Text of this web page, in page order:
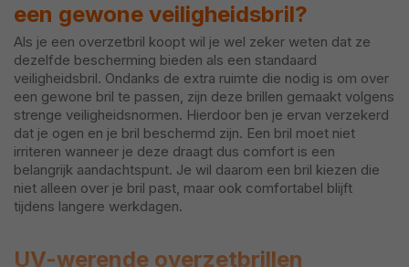
een gewone veiligheidsbril?
Als je een overzetbril koopt wil je wel zeker weten dat ze
dezelfde bescherming bieden als een standaard
veiligheidsbril. Ondanks de extra ruimte die nodig is om over
een gewone bril te passen, zijn deze brillen gemaakt volgens
strenge veiligheidsnormen. Hierdoor ben je ervan verzekerd
dat je ogen en je bril beschermd zijn. Een bril moet niet
irriteren wanneer je deze draagt dus comfort is een
belangrijk aandachtspunt. Je wil daarom een bril kiezen die
niet alleen over je bril past, maar ook comfortabel blijft
tijdens langere werkdagen.
UV-werende overzetbrillen